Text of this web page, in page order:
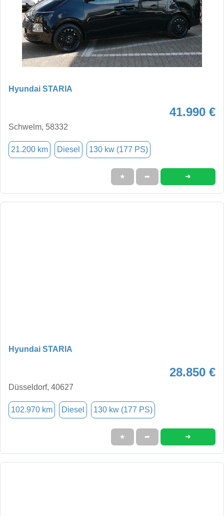
Hyundai STARIA
41.990 €
Schwelm, 58332
21.200 km Diesel 130 kw (177 PS)
★ ➦ ➜
Hyundai STARIA
28.850 €
Düsseldorf, 40627
102.970 km Diesel 130 kw (177 PS)
★ ➦ ➜